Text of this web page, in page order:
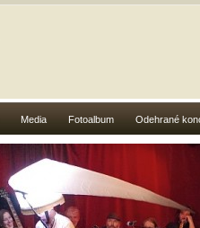
Media Fotoalbum Odehrané